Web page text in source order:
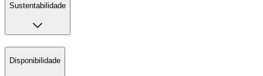
Sustentabilidade
Disponibilidade